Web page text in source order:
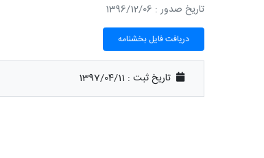
تاریخ صدور : 1396/12/06
دریافت فایل بخشنامه
تاریخ ثبت : 1397/04/11